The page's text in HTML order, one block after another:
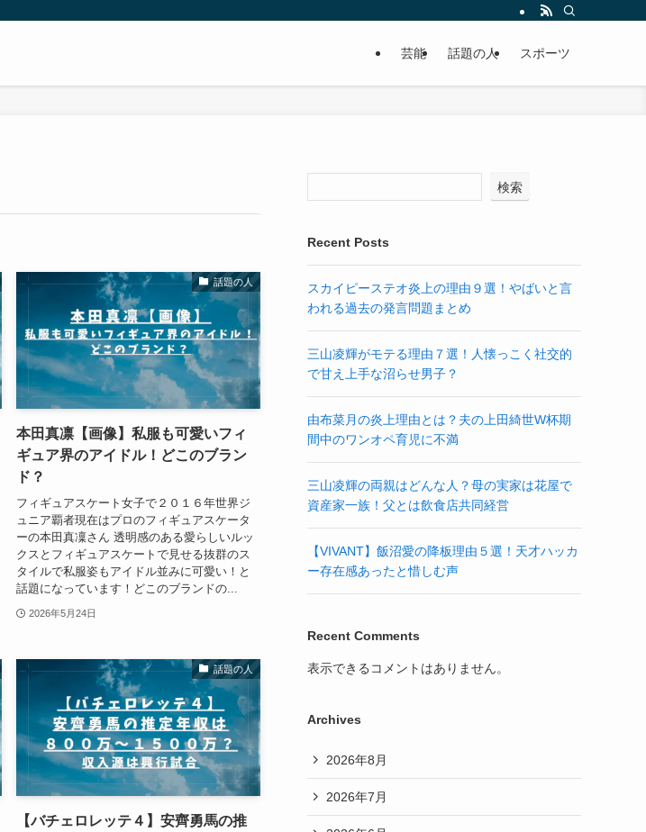
芸能 話題の人 スポーツ
話題の人
本田真凛【画像】私服も可愛いフィ
ギュア界のアイドル！どこのブラン
ド？
フィギュアスケート女子で２０１６年世界ジ
ュニア覇者現在はプロのフィギュアスケータ
ーの本田真凜さん 透明感のある愛らしいルッ
クスとフィギュアスケートで見せる抜群のス
タイルで私服姿もアイドル並みに可愛い！と
話題になっています！どこのブランドの...
2026年5月24日
話題の人
【バチェロレッテ４】安齊勇馬の推
検索
Recent Posts
スカイピーステオ炎上の理由９選！やばいと言
われる過去の発言問題まとめ
三山凌輝がモテる理由７選！人懐っこく社交的
で甘え上手な沼らせ男子？
由布菜月の炎上理由とは？夫の上田綺世W杯期
間中のワンオペ育児に不満
三山凌輝の両親はどんな人？母の実家は花屋で
資産家一族！父とは飲食店共同経営
【VIVANT】飯沼愛の降板理由５選！天才ハッカ
ー存在感あったと惜しむ声
Recent Comments
表示できるコメントはありません。
Archives
2026年8月
2026年7月